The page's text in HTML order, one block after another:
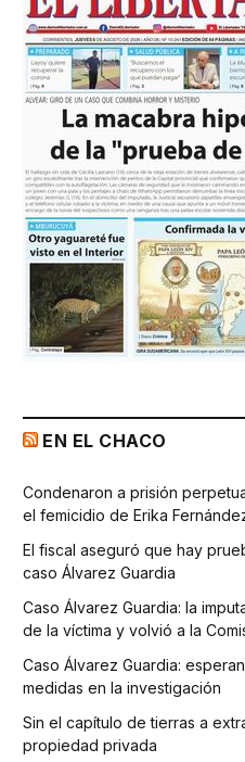
EN EL CHACO
Condenaron a prisión
el femicidio de Erika
El fiscal aseguró que hay
caso Álvarez Guardia
Caso Álvarez Guardia: la
de la víctima y volvió a la
Caso Álvarez Guardia:
medidas en la investigación
Sin el capítulo de tierras a
propiedad privada